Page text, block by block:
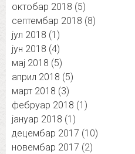
октобар 2018 (5)
септембар 2018 (8)
јул 2018 (1)
јун 2018 (4)
мај 2018 (5)
април 2018 (5)
март 2018 (3)
фебруар 2018 (1)
јануар 2018 (1)
децембар 2017 (10)
новембар 2017 (2)